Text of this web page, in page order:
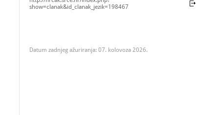
show=clanak&id_clanak_jezik=198467
Datum zadnjeg ažuriranja: 07. kolovoza 2026.